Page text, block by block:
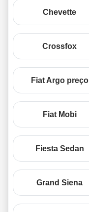
Chevette
Crossfox
Fiat Argo preço
Fiat Mobi
Fiesta Sedan
Grand Siena